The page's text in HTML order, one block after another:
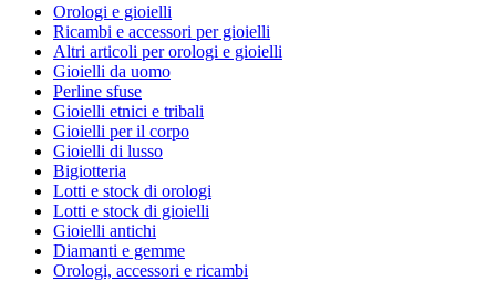
Orologi e gioielli
Ricambi e accessori per gioielli
Altri articoli per orologi e gioielli
Gioielli da uomo
Perline sfuse
Gioielli etnici e tribali
Gioielli per il corpo
Gioielli di lusso
Bigiotteria
Lotti e stock di orologi
Lotti e stock di gioielli
Gioielli antichi
Diamanti e gemme
Orologi, accessori e ricambi